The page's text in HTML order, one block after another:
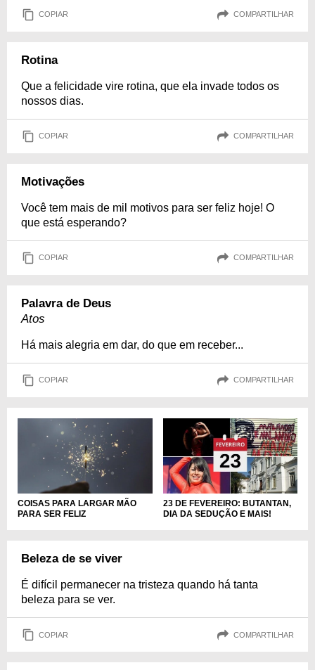
COPIAR COMPARTILHAR
Rotina
Que a felicidade vire rotina, que ela invade todos os
nossos dias.
COPIAR COMPARTILHAR
Motivações
Você tem mais de mil motivos para ser feliz hoje! O
que está esperando?
COPIAR COMPARTILHAR
Palavra de Deus
Atos
Há mais alegria em dar, do que em receber...
COPIAR COMPARTILHAR
COISAS PARA LARGAR MÃO
PARA SER FELIZ
23 DE FEVEREIRO: BUTANTAN,
DIA DA SEDUÇÃO E MAIS!
Beleza de se viver
É difícil permanecer na tristeza quando há tanta
beleza para se ver.
COPIAR COMPARTILHAR